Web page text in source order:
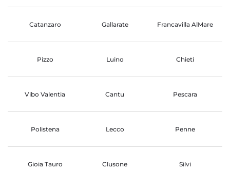
Catanzaro Gallarate Francavilla AlMare
Pizzo Luino Chieti
Vibo Valentia Cantu Pescara
Polistena Lecco Penne
Gioia Tauro Clusone Silvi